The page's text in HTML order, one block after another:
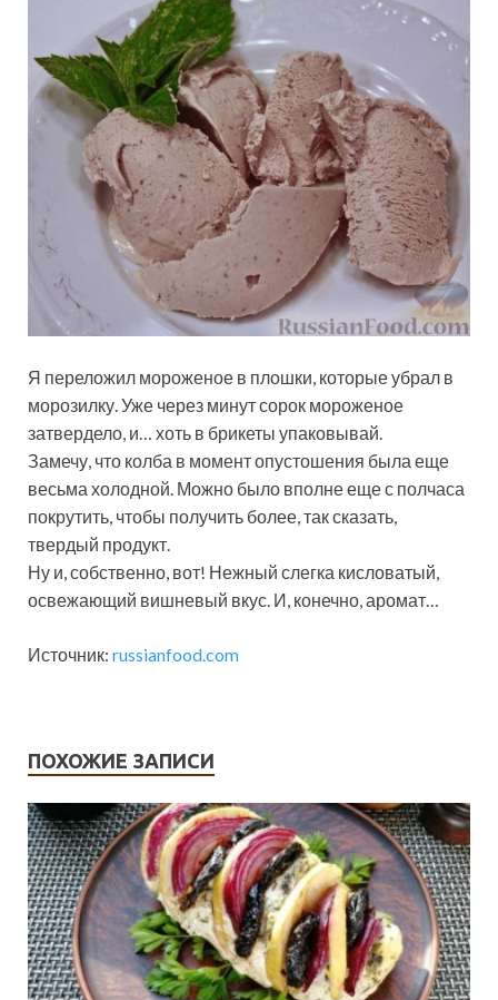
Я переложил мороженое в плошки, которые убрал в
морозилку. Уже через минут сорок мороженое
затвердело, и… хоть в брикеты упаковывай.
Замечу, что колба в момент опустошения была еще
весьма холодной. Можно было вполне еще с полчаса
покрутить, чтобы получить более, так сказать,
твердый продукт.
Ну и, собственно, вот! Нежный слегка кисловатый,
освежающий вишневый вкус. И, конечно, аромат…
Источник: russianfood.com
ПОХОЖИЕ ЗАПИСИ